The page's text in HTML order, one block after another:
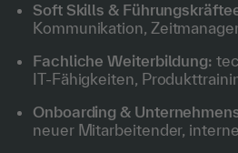
Soft Skills &
Kommunikation,
Fachliche Weiterbildung:
IT-Fähigkeiten,
Onboarding &
neuer Mitarbeitender,